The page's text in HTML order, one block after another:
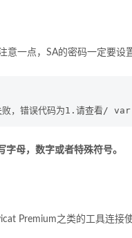
一点，SA的密码一定要设
母，数字或者特殊符号。
Premium之类的工具连接使